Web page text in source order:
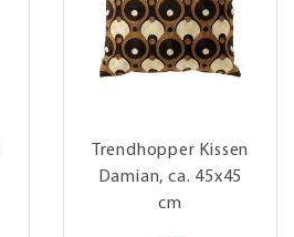
Trendhopper Kissen
Damian, ca. 45x45
cm